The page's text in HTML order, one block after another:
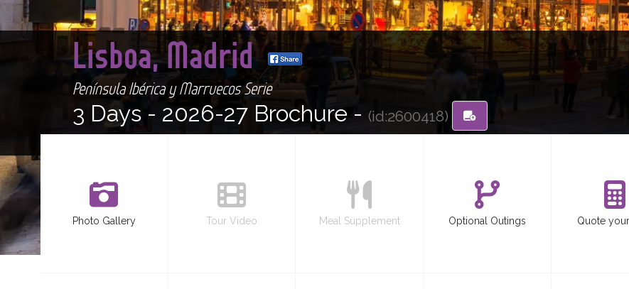
Lisboa, Madrid
Península Ibérica y Marruecos Serie
3 Days - 2026-27 Brochure - (id:2600418)
Photo Gallery Tour Video Meal Supplement Optional Outings Quote